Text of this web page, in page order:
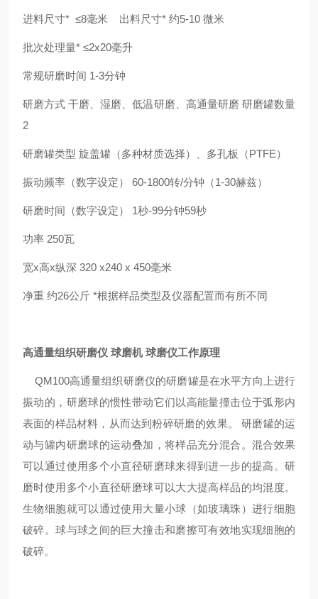
进料尺寸* ≤8毫米 出料尺寸* 约5-10 微米
批次处理量* ≤2x20毫升
常规研磨时间 1-3分钟
研磨方式 干磨、湿磨、低温研磨、高通量研磨 研磨罐数量
2
研磨罐类型 旋盖罐（多种材质选择）、多孔板（PTFE）
振动频率（数字设定） 60-1800转/分钟（1-30赫兹）
研磨时间（数字设定） 1秒-99分钟59秒
功率 250瓦
宽x高x纵深 320 x240 x 450毫米
净重 约26公斤 *根据样品类型及仪器配置而有所不同
高通量组织研磨仪 球磨机 球磨仪工作原理
QM100高通量组织研磨仪的研磨罐是在水平方向上进行
振动的，研磨球的惯性带动它们以高能量撞击位于弧形内
表面的样品材料，从而达到粉碎研磨的效果。 研磨罐的运
动与罐内研磨球的运动叠加，将样品充分混合。混合效果
可以通过使用多个小直径研磨球来得到进一步的提高。研
磨时使用多个小直径研磨球可以大大提高样品的均混度。
生物细胞就可以通过使用大量小球（如玻璃珠）进行细胞
破碎。球与球之间的巨大撞击和磨擦可有效地实现细胞的
破碎。